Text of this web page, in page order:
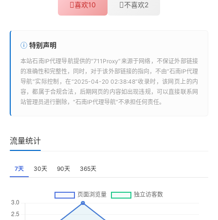
喜欢10 不喜欢2
特别声明
本站石南IP代理导航提供的“711Proxy”来源于网络，不保证外部链接
的准确性和完整性，同时，对于该外部链接的指向，不由“石南IP代理
导航”实际控制，在“2025-04-20 02:38:48”收录时，该网页上的内
容，都属于合规合法，后期网页的内容如出现违规，可以直接联系网
站管理员进行删除，“石南IP代理导航”不承担任何责任。
流量统计
7天 30天 90天 365天